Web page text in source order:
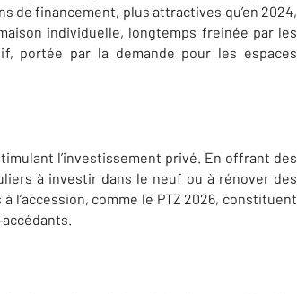
de financement, plus attractives qu’en 2024,
individuelle, longtemps freinée par les
portée par la demande pour les espaces
l’investissement privé. En offrant des
à investir dans le neuf ou à rénover des
l’accession, comme le PTZ 2026, constituent